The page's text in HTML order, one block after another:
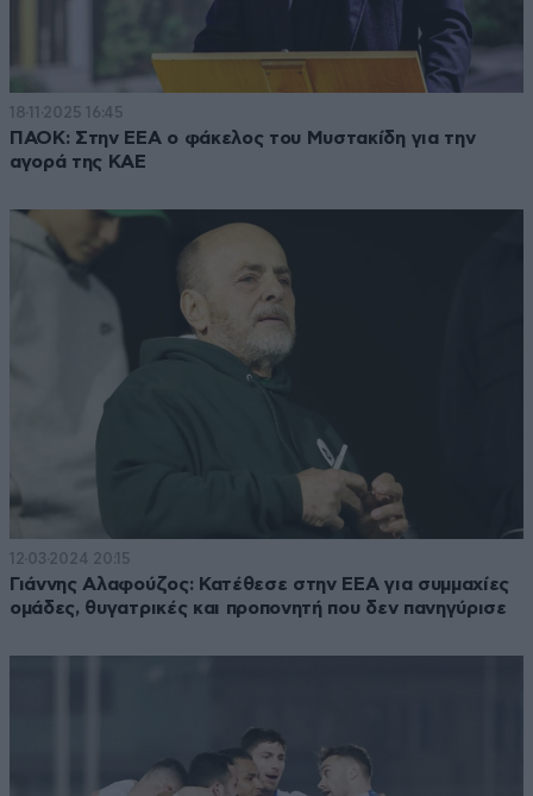
18·11·2025 16:45
ΠΑΟΚ: Στην ΕΕΑ ο φάκελος του Μυστακίδη για την
αγορά της ΚΑΕ
12·03·2024 20:15
Γιάννης Αλαφούζος: Κατέθεσε στην ΕΕΑ για συμμαχίες
ομάδες, θυγατρικές και προπονητή που δεν πανηγύρισε